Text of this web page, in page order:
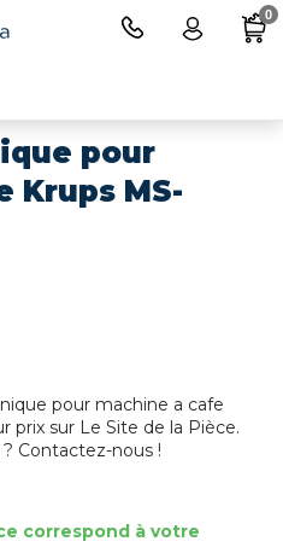
pour
Krups MS-
pour machine a cafe
prix sur Le Site de la Pièce.
Contactez-nous !
correspond à votre
0